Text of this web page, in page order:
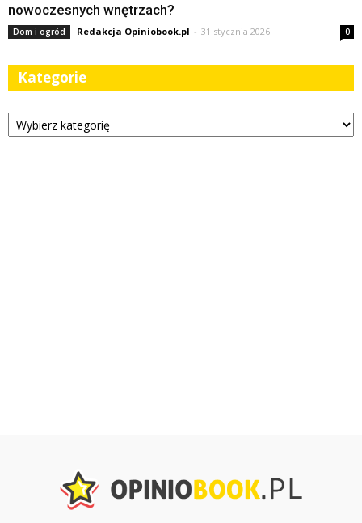
nowoczesnych wnętrzach?
Dom i ogród Redakcja Opiniobook.pl - 31 stycznia 2026 0
Kategorie
Kategorie